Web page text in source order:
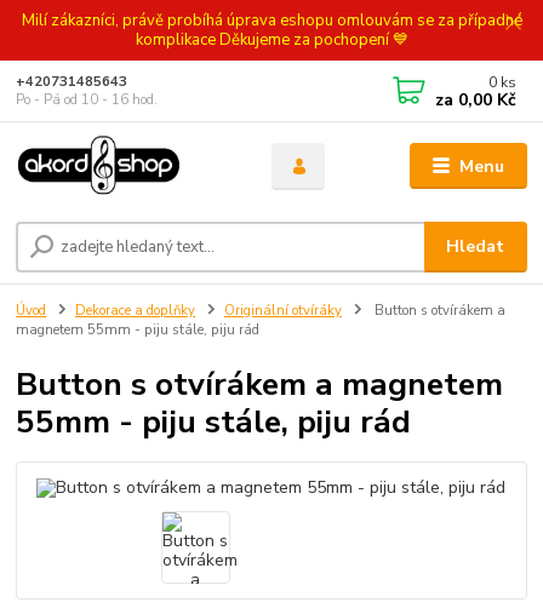
Milí zákazníci, právě probíhá úprava eshopu omlouvám se za případné
komplikace Děkujeme za pochopení 💙
Menu
Hledat
+420731485643
Po - Pá od 10 - 16 hod.
0 ks
za 0,00 Kč
Úvod Dekorace a doplňky Originální otvíráky
Button s otvírákem a
magnetem 55mm - piju stále, piju rád
Button s otvírákem a magnetem
55mm - piju stále, piju rád